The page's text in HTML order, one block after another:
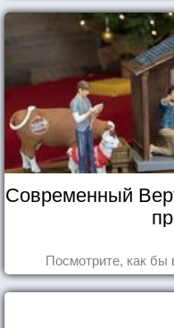
Современный
Посмотрите, как бы